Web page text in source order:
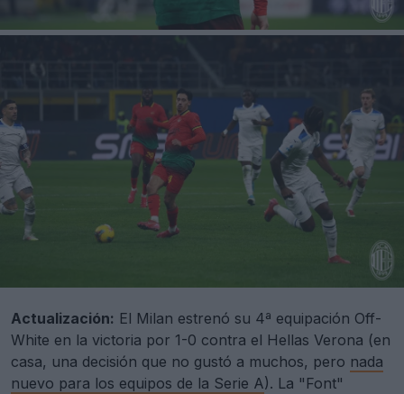
Actualización: El Milan estrenó su 4ª equipación Off-
White en la victoria por 1-0 contra el Hellas Verona (en
casa, una decisión que no gustó a muchos, pero nada
nuevo para los equipos de la Serie A). La "Font"